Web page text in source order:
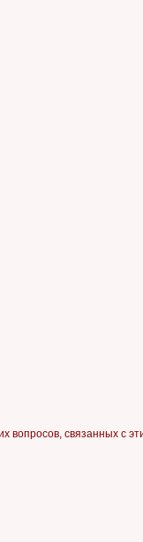
вопросов, связанных с